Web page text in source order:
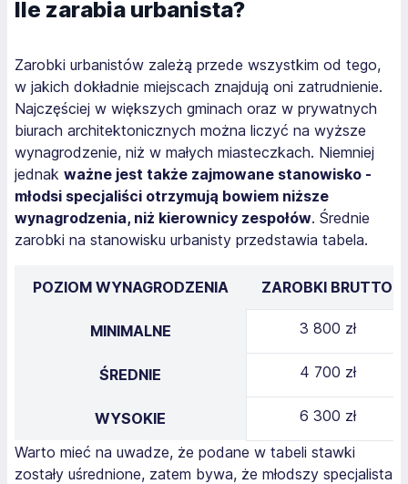
Ile zarabia urbanista?
Zarobki urbanistów zależą przede wszystkim od tego,
w jakich dokładnie miejscach znajdują oni zatrudnienie.
Najczęściej w większych gminach oraz w prywatnych
biurach architektonicznych można liczyć na wyższe
wynagrodzenie, niż w małych miasteczkach. Niemniej
jednak ważne jest także zajmowane stanowisko -
młodsi specjaliści otrzymują bowiem niższe
wynagrodzenia, niż kierownicy zespołów. Średnie
zarobki na stanowisku urbanisty przedstawia tabela.
POZIOM WYNAGRODZENIA ZAROBKI BRUTTO
MINIMALNE 3 800 zł
ŚREDNIE 4 700 zł
WYSOKIE
6 300 zł
Warto mieć na uwadze, że podane w tabeli stawki
zostały uśrednione, zatem bywa, że młodszy specjalista